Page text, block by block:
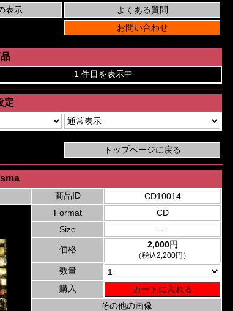
1 件目を表示中
定
商品ID
CD10014
Format
CD
Size
---
価格 2,000円
（税込2,200円）
数量
購入
その他の画像